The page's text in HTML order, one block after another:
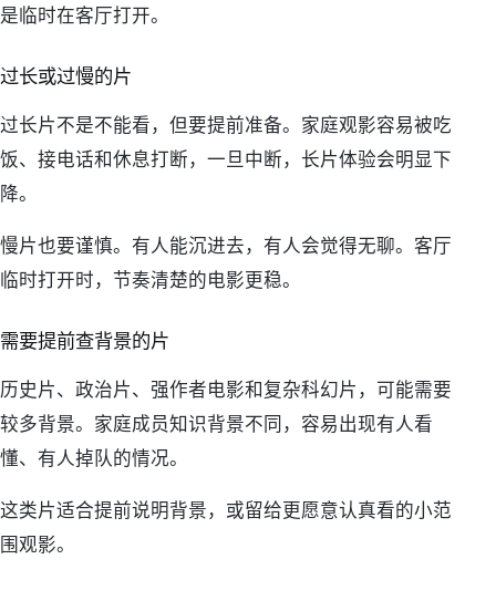
是临时在客厅打开。
过长或过慢的片
过长片不是不能看，但要提前准备。家庭观影容易被吃
饭、接电话和休息打断，一旦中断，长片体验会明显下
降。
慢片也要谨慎。有人能沉进去，有人会觉得无聊。客厅
临时打开时，节奏清楚的电影更稳。
需要提前查背景的片
历史片、政治片、强作者电影和复杂科幻片，可能需要
较多背景。家庭成员知识背景不同，容易出现有人看
懂、有人掉队的情况。
这类片适合提前说明背景，或留给更愿意认真看的小范
围观影。